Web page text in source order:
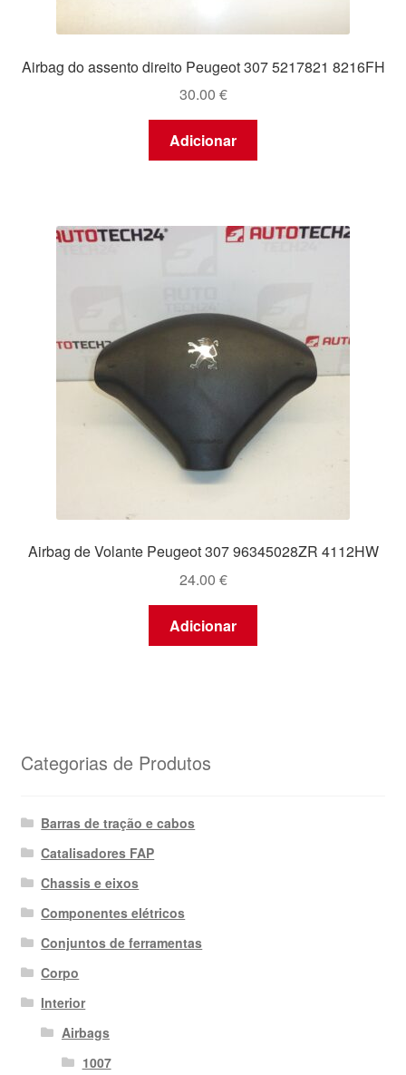
Airbag do assento direito Peugeot 307 5217821 8216FH
30.00 €
Adicionar
Airbag de Volante Peugeot 307 96345028ZR 4112HW
24.00 €
Adicionar
Categorias de Produtos
Barras de tração e cabos
Catalisadores FAP
Chassis e eixos
Componentes elétricos
Conjuntos de ferramentas
Corpo
Interior
Airbags
1007